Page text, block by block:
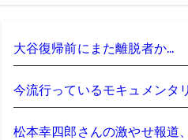
大谷復帰前にまた離脱者か…
今流行っているモキュメンタ
松本幸四郎さんの激やせ報道